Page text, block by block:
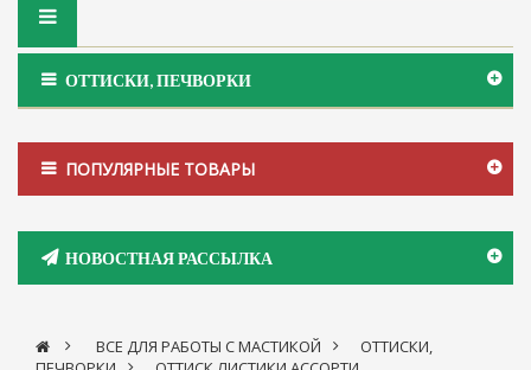
Toggle
ОТТИСКИ, ПЕЧВОРКИ
ПОПУЛЯРНЫЕ ТОВАРЫ
НОВОСТНАЯ РАССЫЛКА
> ВСЕ ДЛЯ РАБОТЫ С МАСТИКОЙ >
ОТТИСКИ,